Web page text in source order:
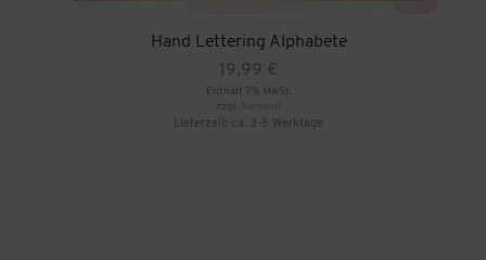
Hand Lettering Alphabete
19,99 €
Enthält 7% MwSt.
zzgl. Versand
Lieferzeit: ca. 3-5 Werktage